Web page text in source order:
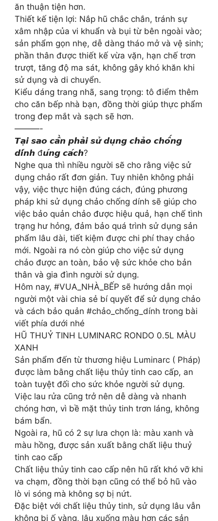
ăn thuận tiện hơn.
Thiết kế tiện lợi: Nắp hũ chắc chắn, tránh sự
xâm nhập của vi khuẩn và bụi từ bên ngoài vào;
sản phẩm gọn nhẹ, dễ dàng tháo mở và vệ sinh;
phần thân được thiết kế vừa vặn, hạn chế trơn
trượt, tăng độ ma sát, không gây khó khăn khi
sử dụng và di chuyển.
Kiểu dáng trang nhã, sang trọng: tô điểm thêm
cho căn bếp nhà bạn, đồng thời giúp thực phẩm
trong đep mắt và sạch sẽ hơn.
———-
𝙏𝙖̣𝙞 𝙨𝙖𝙤 𝙘𝙖̂̀𝙣 𝙥𝙝𝙖̉𝙞 𝙨𝙪̛̉ 𝙙𝙪̣𝙣𝙜 𝙘𝙝𝙖̉𝙤 𝙘𝙝𝙤̂́𝙣𝙜
𝙙𝙞́𝙣𝙝 đ𝙪́𝙣𝙜 𝙘𝙖́𝙘𝙝?
Nghe qua thì nhiều người sẽ cho rằng việc sử
dụng chảo rất đơn giản. Tuy nhiên không phải
vậy, việc thực hiện đúng cách, đúng phương
pháp khi sử dụng chảo chống dính sẽ giúp cho
việc bảo quản chảo được hiệu quả, hạn chế tình
trạng hư hỏng, đảm bảo quá trình sử dụng sản
phẩm lâu dài, tiết kiệm được chi phí thay chảo
mới. Ngoài ra nó còn giúp cho việc sử dụng
chảo được an toàn, bảo vệ sức khỏe cho bản
thân và gia đình người sử dụng.
Hôm nay, #VUA_NHÀ_BẾP sẽ hướng dẫn mọi
người một vài chia sẻ bí quyết để sử dụng chảo
và cách bảo quản #chảo_chống_dính trong bài
viết phía dưới nhé
HŨ THUỶ TINH LUMINARC RONDO 0.5L MÀU
XANH
Sản phẩm đến từ thương hiệu Luminarc ( Pháp)
được làm bằng chất liệu thủy tinh cao cấp, an
toàn tuyệt đối cho sức khỏe người sử dụng.
Việc lau rửa cũng trở nên dễ dàng và nhanh
chóng hơn, vì bề mặt thủy tinh trơn láng, không
bám bẩn.
Ngoài ra, hũ có 2 sự lưa chọn là: màu xanh và
màu hồng, được sản xuất bằng chất liệu thuỷ
tinh cao cấp
Chất liệu thủy tinh cao cấp nên hũ rất khó vỡ khi
va chạm, đồng thời bạn cũng có thể bỏ hũ vào
lò vi sóng mà không sợ bị nứt.
Đặc biệt với chất liệu thủy tinh, sử dụng lâu vẫn
không bị ố vàng, lâu xuống màu hơn các sản